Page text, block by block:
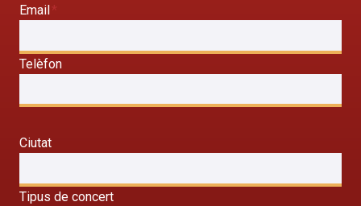
Email *
Telèfon
Ciutat
Tipus de concert